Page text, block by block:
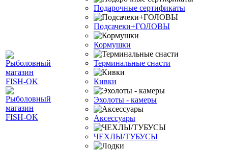
Подарочные сертификаты
Подсачеки+ГОЛОВЫ
Кормушки
Терминальные снасти
Кивки
Эхолоты - камеры
Аксессуары
ЧЕХЛЫ/ТУБУСЫ